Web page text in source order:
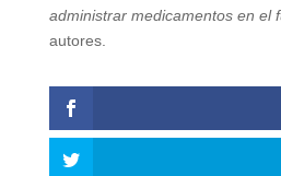
administrar medicamentos en el
autores.